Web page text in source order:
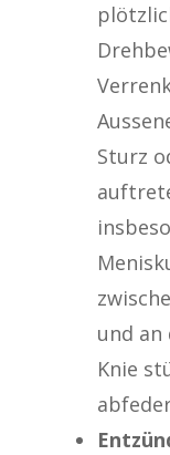
Sturz
und an
Knie